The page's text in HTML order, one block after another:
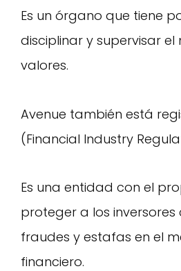
Es un órgano que tiene
disciplinar y supervisar
valores.
Avenue también está
(Financial Industry
Es una entidad con el
proteger a los
fraudes y estafas en el
financiero.